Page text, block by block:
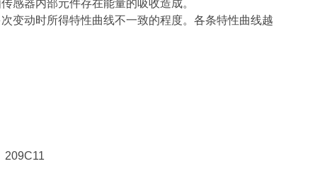
感器内部元件存在能量的吸收造成。
变动时所得特性曲线不一致的程度。各条特性曲线越